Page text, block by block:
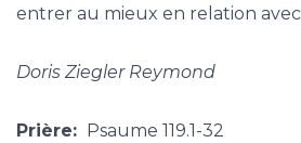
entrer au mieux en relation
Doris Ziegler Reymond
Prière: Psaume 119.1-32